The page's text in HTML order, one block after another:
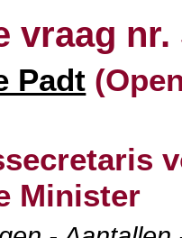
vraag nr.
Padt
Minister